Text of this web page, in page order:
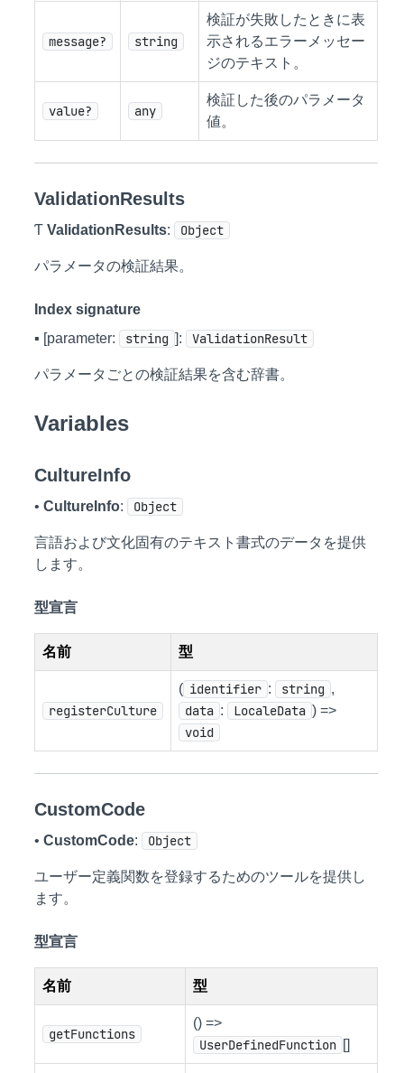
message? string
検証が失敗したときに表
示されるエラーメッセー
ジのテキスト。
value? any
検証した後のパラメータ
値。
ValidationResults
Ƭ ValidationResults: Object
パラメータの検証結果。
Index signature
▪ [parameter:
string ]: ValidationResult
パラメータごとの検証結果を含む辞書。
Variables
CultureInfo
• CultureInfo: Object
言語および文化固有のテキスト書式のデータを提供
します。
型宣言
名前 型
registerCulture
( identifier : string ,
data : LocaleData ) =>
void
CustomCode
• CustomCode: Object
ユーザー定義関数を登録するためのツールを提供し
ます。
型宣言
名前 型
getFunctions
() =>
UserDefinedFunction []